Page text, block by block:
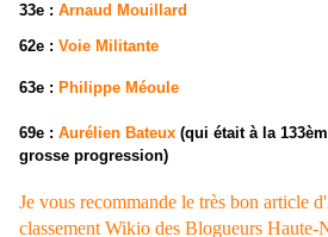
33e : Arnaud Mouillard
62e : Voie Militante
63e : Philippe Méoule
69e : Aurélien Bateux (qui était à la
grosse progression)
Je vous recommande le très bon article
classement Wikio des Blogueurs Haute-